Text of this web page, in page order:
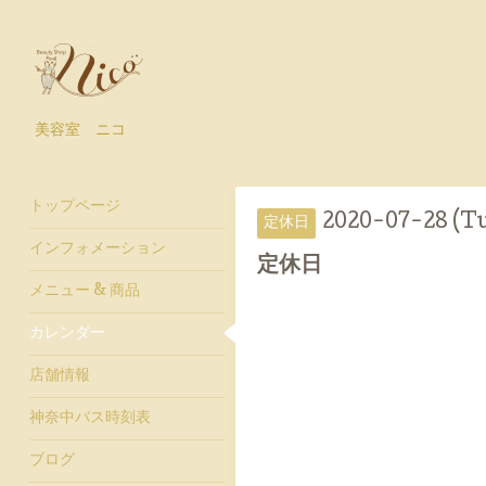
美容室 ニコ
定休日 2020-07-28
定休日
トップページ
インフォメーション
メニュー & 商品
カレンダー
店舗情報
神奈中バス時刻表
ブログ